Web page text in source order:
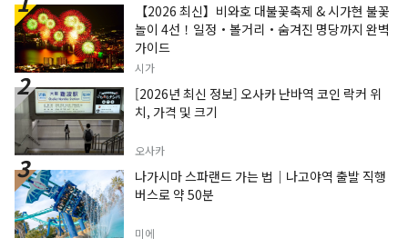
【2026 최신】비와호 대불꽃축제 & 시가현 불꽃
놀이 4선！일정・볼거리・숨겨진 명당까지 완벽
가이드
시가
[2026년 최신 정보] 오사카 난바역 코인 락커 위
치, 가격 및 크기
오사카
나가시마 스파랜드 가는 법｜나고야역 출발 직행
버스로 약 50분
미에